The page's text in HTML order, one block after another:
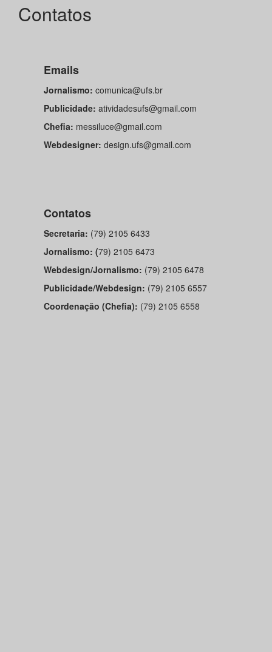
Contatos
Emails
Jornalismo: comunica@ufs.br
Publicidade: atividadesufs@gmail.com
Chefia: messiluce@gmail.com
Webdesigner: design.ufs@gmail.com
Contatos
Secretaria: (79) 2105 6433
Jornalismo: (79) 2105 6473
Webdesign/Jornalismo: (79) 2105 6478
Publicidade/Webdesign: (79) 2105 6557
Coordenação (Chefia): (79) 2105 6558